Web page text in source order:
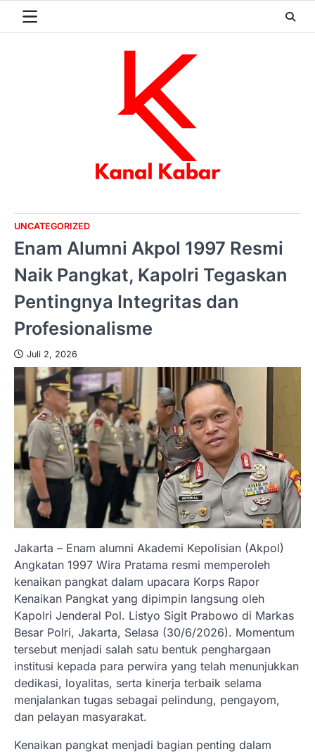
UNCATEGORIZED
Enam Alumni Akpol 1997 Resmi
Naik Pangkat, Kapolri Tegaskan
Pentingnya Integritas dan
Profesionalisme
Juli 2, 2026
Jakarta – Enam alumni Akademi Kepolisian (Akpol)
Angkatan 1997 Wira Pratama resmi memperoleh
kenaikan pangkat dalam upacara Korps Rapor
Kenaikan Pangkat yang dipimpin langsung oleh
Kapolri Jenderal Pol. Listyo Sigit Prabowo di Markas
Besar Polri, Jakarta, Selasa (30/6/2026). Momentum
tersebut menjadi salah satu bentuk penghargaan
institusi kepada para perwira yang telah menunjukkan
dedikasi, loyalitas, serta kinerja terbaik selama
menjalankan tugas sebagai pelindung, pengayom,
dan pelayan masyarakat.
Kenaikan pangkat menjadi bagian penting dalam